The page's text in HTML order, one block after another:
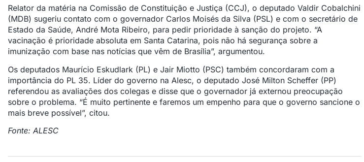
Relator da matéria na Comissão de Constituição e Justiça (CCJ), o deputado Valdir Cobalchini
(MDB) sugeriu contato com o governador Carlos Moisés da Silva (PSL) e com o secretário de
Estado da Saúde, André Mota Ribeiro, para pedir prioridade à sanção do projeto. “A
vacinação é prioridade absoluta em Santa Catarina, pois não há segurança sobre a
imunização com base nas notícias que vêm de Brasília”, argumentou.
Os deputados Maurício Eskudlark (PL) e Jair Miotto (PSC) também concordaram com a
importância do PL 35. Líder do governo na Alesc, o deputado José Milton Scheffer (PP)
referendou as avaliações dos colegas e disse que o governador já externou preocupação
sobre o problema. “É muito pertinente e faremos um empenho para que o governo sancione o
mais breve possível”, citou.
Fonte: ALESC